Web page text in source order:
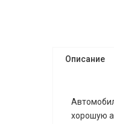
Описание
хорошую